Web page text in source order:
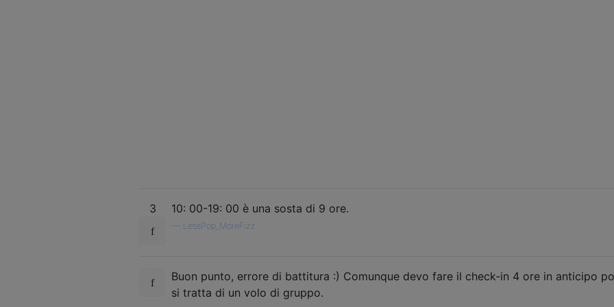
3 10: 00-19: 00 è una sosta di 9 ore.
LessPop_MoreFizz
Buon punto, errore di battitura :) Comunque devo fare il check-in 4 ore in anticipo
si tratta di un volo di gruppo.